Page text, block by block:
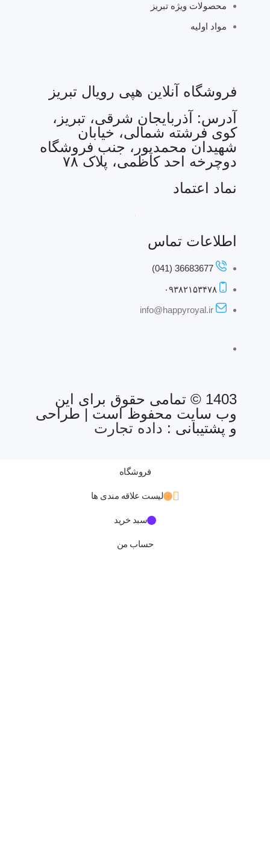
محصولات ویژه تبریز
مواد اولیه
فروشگاه آنلاین هپی رویال تبریز
آدرس: آذربایجان شرقی، تبریز،
کوی فرشته شمالی، خیابان
شهیدان محمدپور، جنب فروشگاه
دوچرخه احد کاظمی، پلاک ۷۸
نماد اعتماد
اطلاعات تماس
36683677 (041)
۰۹۳۸۲۱۵۳۴۷۸
info@happyroyal.ir
1403 © تمامی حقوق برای این
وب سایت محفوظ است | طراحی
و پشتیبانی : داده تجارت
فروشگاه
لیست علاقه مندی ها
سبد خرید
حساب من